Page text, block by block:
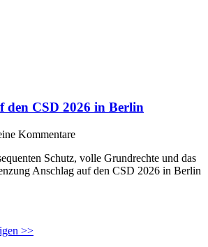
den CSD 2026 in Berlin
Kommentare
Schutz, volle Grundrechte und das
Anschlag auf den CSD 2026 in Berlin
>>